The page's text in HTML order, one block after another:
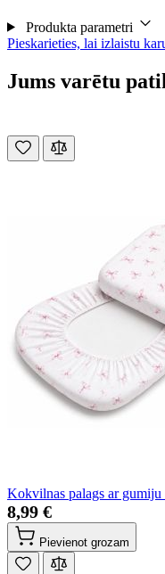
Produkta parametri
Pieskarieties, lai izlaistu
Jums varētu
Kokvilnas palags ar
8,99 €
Pievienot grozam